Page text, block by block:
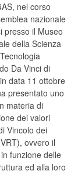
nel corso
nazionale
presso il Museo
della Scienza
Da Vinci di
data 11 ottobre
presentato uno
materia di
dei valori
Vincolo dei
ovvero il
funzione delle
ed alla loro